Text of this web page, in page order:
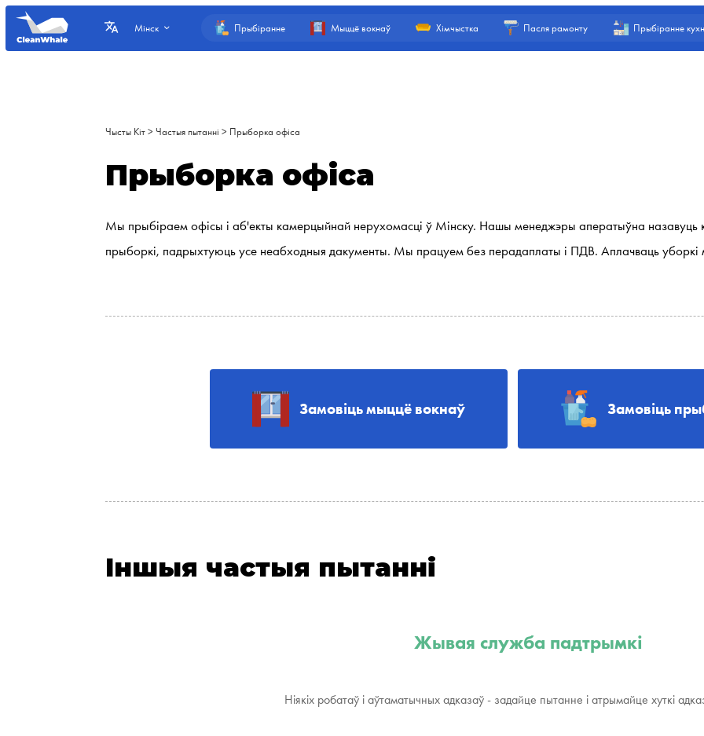
Мінск Прыбіранне Мыццё вокнаў Хімчыстка Пасля рамонту Прыбіранне
Чысты Кіт >Частыя пытанні > Прыборка офіса
Прыборка офіса
Мы прыбіраем офісы і аб'екты камерцыйнай нерухомасці ў Мінску. Нашы менеджэры аператыўна назавуць
прыборкі, падрыхтуюць усе неабходныя дакументы. Мы працуем без перадаплаты і ПДВ. Аплачваць уборкі
Замовіць мыццё вокнаў Замовіць
Іншыя частыя пытанні
Жывая служба падтрымкі
Ніякіх робатаў і аўтаматычных адказаў - задайце пытанне і атрымайце хуткі